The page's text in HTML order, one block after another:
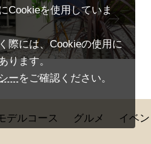
Next
デルコース グルメ イベ
Cookieを使用していま
際には、Cookieの使用に
ります。
ーをご確認ください。